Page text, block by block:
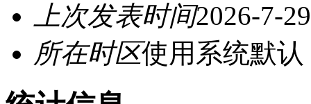
上次发表时间2026-7-
所在时区使用系统默认